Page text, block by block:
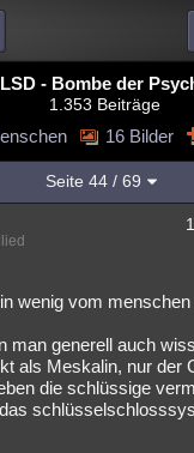
Blogs Videos
Neuigkeiten
Orte Esoterik
LSD - Bombe der
1.353 Beiträge
16 Bilder
Seite 44/ 69
wenig vom
man generell auch
als Meskalin, nur der
die schlüssige